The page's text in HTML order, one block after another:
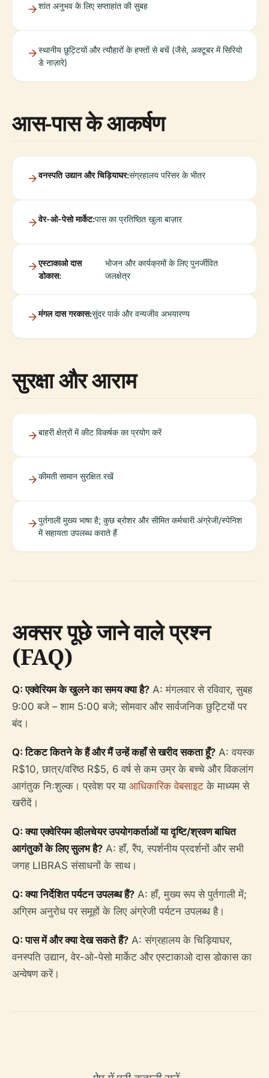
शांत अनुभव के लिए सप्ताहांत की सुबह
स्थानीय छुट्टियों और त्यौहारों के हफ्तों से बचें (जैसे, अक्टूबर में सिरियो
डे नाज़ारे)
आस-पास के आकर्षण
वनस्पति उद्यान और चिड़ियाघर:संग्रहालय परिसर के भीतर
वेर-ओ-पेसो मार्केट:पास का प्रतिष्ठित खुला बाज़ार
एस्टाकाओ दास
डोकास:
भोजन और कार्यक्रमों के लिए पुनर्जीवित
जलक्षेत्र
मंगल दास गरकास:सुंदर पार्क और वन्यजीव अभयारण्य
सुरक्षा और आराम
बाहरी क्षेत्रों में कीट विकर्षक का प्रयोग करें
कीमती सामान सुरक्षित रखें
पुर्तगाली मुख्य भाषा है; कुछ ब्रोशर और सीमित कर्मचारी अंग्रेजी/स्पेनिश
में सहायता उपलब्ध कराते हैं
अक्सर पूछे जाने वाले प्रश्न
(FAQ)
Q: एक्वेरियम के खुलने का समय क्या है? A: मंगलवार से रविवार, सुबह
9:00 बजे – शाम 5:00 बजे; सोमवार और सार्वजनिक छुट्टियों पर
बंद।
Q: टिकट कितने के हैं और मैं उन्हें कहाँ से खरीद सकता हूँ? A: वयस्क
R$10, छात्र/वरिष्ठ R$5, 6 वर्ष से कम उम्र के बच्चे और विकलांग
आगंतुक निःशुल्क। प्रवेश पर या आधिकारिक वेबसाइट के माध्यम से
खरीदें।
Q: क्या एक्वेरियम व्हीलचेयर उपयोगकर्ताओं या दृष्टि/श्रवण बाधित
आगंतुकों के लिए सुलभ है? A: हाँ, रैंप, स्पर्शनीय प्रदर्शनों और सभी
जगह LIBRAS संसाधनों के साथ।
Q: क्या निर्देशित पर्यटन उपलब्ध हैं? A: हाँ, मुख्य रूप से पुर्तगाली में;
अग्रिम अनुरोध पर समूहों के लिए अंग्रेजी पर्यटन उपलब्ध है।
Q: पास में और क्या देख सकते हैं? A: संग्रहालय के चिड़ियाघर,
वनस्पति उद्यान, वेर-ओ-पेसो मार्केट और एस्टाकाओ दास डोकास का
अन्वेषण करें।